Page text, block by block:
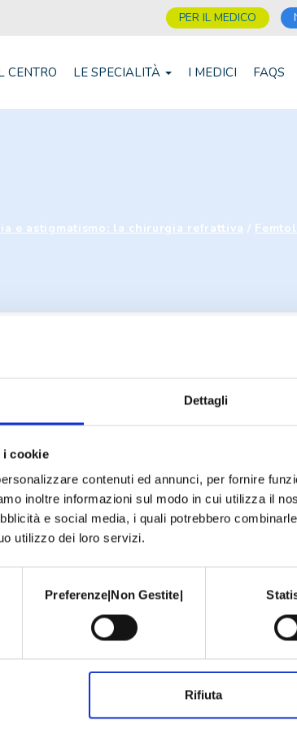
Dettagli
i cookie
contenuti ed annunci, per fornire
inoltre informazioni sul modo in cui utilizza il
e social media, i quali potrebbero
utilizzo dei loro servizi.
Preferenze|Non Gestite|
Rifiuta
PER IL MEDICO
CENTRO LE SPECIALITÀ I MEDICI FAQS
e astigmatismo: la chirurgia refrattiva /
BRANCHE SPECIALISTICHE
Allergologia